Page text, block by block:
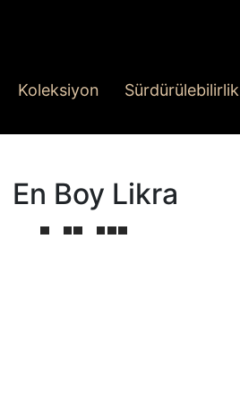
Koleksiyon Sürdürülebilirlik
En Boy Likra